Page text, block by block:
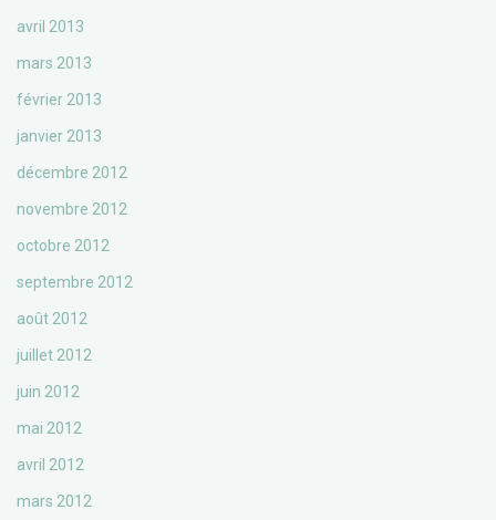
avril 2013
mars 2013
février 2013
janvier 2013
décembre 2012
novembre 2012
octobre 2012
septembre 2012
août 2012
juillet 2012
juin 2012
mai 2012
avril 2012
mars 2012